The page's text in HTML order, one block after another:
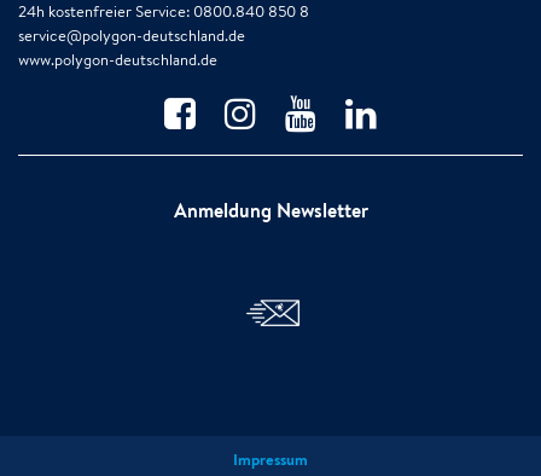
24h kostenfreier Service: 0800.840 850 8
service@polygon-deutschland.de
www.polygon-deutschland.de
Anmeldung Newsletter
Impressum